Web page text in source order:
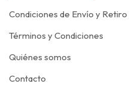
Condiciones de Envío y Retiro
Términos y Condiciones
Quiénes somos
Contacto